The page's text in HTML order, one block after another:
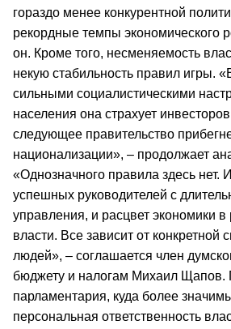
гораздо менее конкурентной
рекордные темпы экономического
он. Кроме того, несменяемость
некую стабильность правил игры.
сильными социалистическими
населения она страхует инвесторов
следующее правительство
национализации», – продолжает
«Однозначного правила здесь нет.
успешных руководителей с
управления, и расцвет экономики в
власти. Все зависит от конкретной
людей», – соглашается член
бюджету и налогам Михаил
парламентария, куда более
персональная ответственность